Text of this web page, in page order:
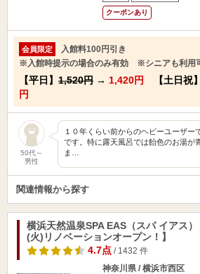
クーポンあり
会員限定
入館料100円引き
※入館時提示の場合のみ有効 ※シニアも利用
【平日】 1,520円 → 1,420円 【土日祝】
円
50代～
男性
１０年くらい前からのヘビーユーザー
です。特に露天風呂では飴色のお湯が
ま…
関連情報から探す
横浜天然温泉SPA EAS（スパ イアス
(火)リノベーションオープン！】
4.7点 / 1432 件
神奈川県 / 横浜市西区